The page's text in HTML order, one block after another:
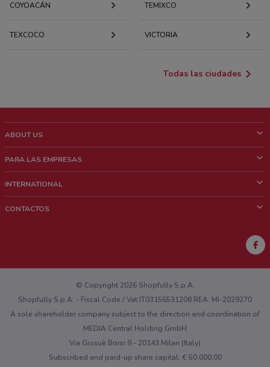
COYOACÁN TEMIXCO
TEXCOCO VICTORIA
Todas las ciudades
ABOUT US
¿Quiénes Somos?
Trabaja con nosotros
PARA LAS EMPRESAS
Contacto comercial
INTERNATIONAL
CONTACTOS
¿Encontraste un problema en la web o en la aplicación?
© Copyright 2026 Shopfully S.p.A.
Shopfully S.p.A. - Fiscal Code / Vat IT03156531208 REA: MI-2029270
A sole shareholder company subject to the direction and coordination of
MEDIA Central Holding GmbH
Via Giosuè Borsi 9 - 20143 Milan (Italy)
Subscribed and paid-up share capital: € 50.000,00